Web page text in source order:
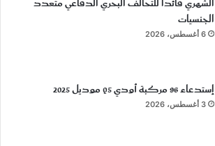
الشهري قائداً للتحالف البحري الدفاعي متعدد
الجنسيات
6 أغسطس، 2026
إستدعاء 96 مركبة أودي Q5 موديل 2025
3 أغسطس، 2026